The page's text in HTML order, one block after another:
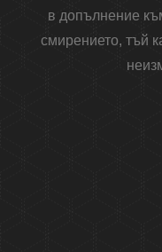
в допълнение
смирението, тъй